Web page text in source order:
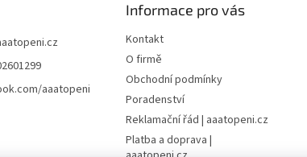
aaatopeni
Informace pro vás
Kontakt
O firmě
Obchodní podmínky
Poradenství
Reklamační řád | aaatopeni.cz
Platba a doprava |